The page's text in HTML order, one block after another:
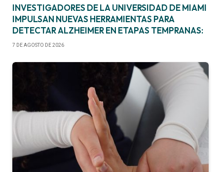
INVESTIGADORES DE LA UNIVERSIDAD DE MIAMI
IMPULSAN NUEVAS HERRAMIENTAS PARA
DETECTAR ALZHEIMER EN ETAPAS TEMPRANAS:
7 DE AGOSTO DE 2026